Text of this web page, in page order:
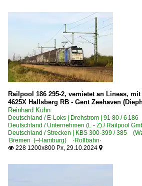
Railpool 186 295-2, vemietet an Lineas,
4625X Hallsberg RB - Gent Zeehaven
Reinhard Kühn
Deutschland / E-Loks | Drehstrom | 91 80 / 6
Deutschland / Unternehmen (L - Z) / Railpool
Deutschland / Strecken | KBS 300-399 / 385
Bremen (–Hamburg) ·Rollbahn·
 228 1200x800 Px, 29.10.2024 